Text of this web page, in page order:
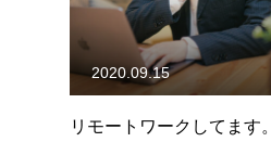
リモートワークしてます。
2020.09.15